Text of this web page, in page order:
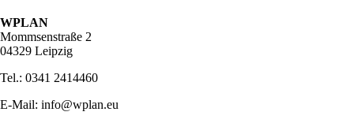
WPLAN
Mommsenstraße 2
04329 Leipzig
Tel.: 0341 2414460
E-Mail: info@wplan.eu